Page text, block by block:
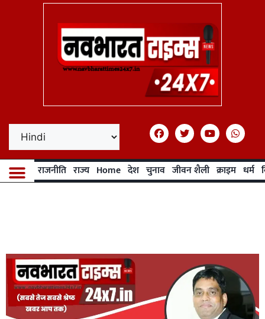
राजनीति राज्य Home देश चुनाव जीवन शैली क्राइम धर्म